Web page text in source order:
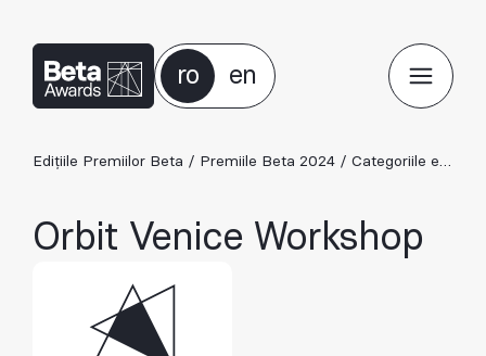
ro en
Edițiile Premiilor Beta / Premiile Beta 2024 / Categoriile ediției 2024
Orbit Venice Workshop